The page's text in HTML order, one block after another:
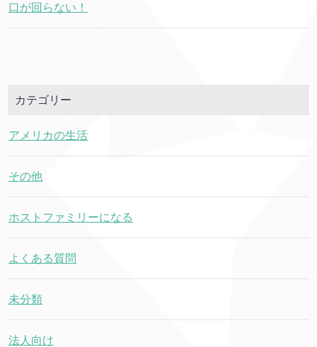
口が回らない！
カテゴリー
アメリカの生活
その他
ホストファミリーになる
よくある質問
未分類
法人向け